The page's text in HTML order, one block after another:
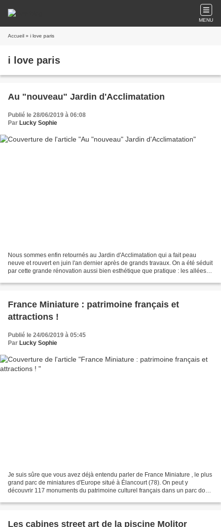
MENU
Accueil » i love paris
i love paris
Au "nouveau" Jardin d'Acclimatation
Publié le 28/06/2019 à 06:08
Par Lucky Sophie
Nous sommes enfin retournés au Jardin d'Acclimatation qui a fait peau
neuve et rouvert en juin l'an dernier après de grands travaux. On a été séduit
par cette grande rénovation aussi bien esthétique que pratique : les allées
France Miniature : patrimoine français et
attractions !
Publié le 24/06/2019 à 05:45
Par Lucky Sophie
Je suis sûre que vous avez déjà entendu parler de France Miniature , le plus
grand parc de miniatures d'Europe situé à Élancourt (78). On peut y
découvrir 117 monuments du patrimoine culturel français dans un parc dont
Les cabines street art de la piscine Molitor